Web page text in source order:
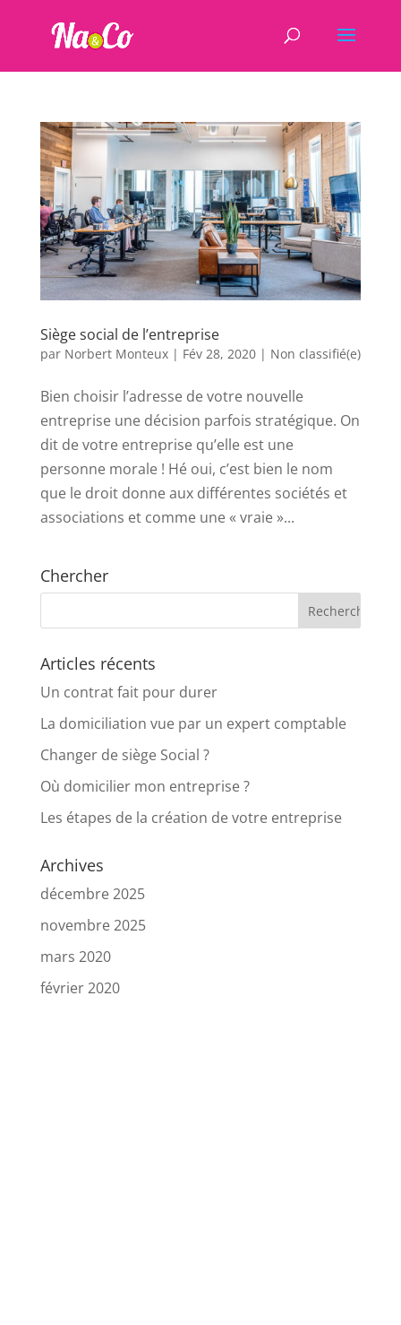
Siège social de l’entreprise
par Norbert Monteux| Fév 28, 2020| Non classifié(e)
Bien choisir l’adresse de votre nouvelle
entreprise une décision parfois stratégique. On
dit de votre entreprise qu’elle est une
personne morale ! Hé oui, c’est bien le nom
que le droit donne aux différentes sociétés et
associations et comme une « vraie »...
Chercher
Articles récents
Un contrat fait pour durer
La domiciliation vue par un expert comptable
Changer de siège Social ?
Où domicilier mon entreprise ?
Les étapes de la création de votre entreprise
Archives
décembre 2025
novembre 2025
mars 2020
février 2020